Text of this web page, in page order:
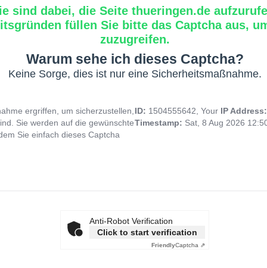
sind dabei, die Seite thueringen.de
füllen Sie bitte das Captcha aus,
zuzugreifen.
Warum sehe ich dieses Captcha?
Keine Sorge, dies ist nur eine Sicherheitsmaßnahme.
ergriffen, um sicherzustellen,
Sie werden auf die gewünschte
Sie einfach dieses Captcha
ID: 1504555642, Your IP
Timestamp: Sat, 8 Aug 2026
Anti-Robot Verification
Click to start verification
FriendlyCaptcha ⇗